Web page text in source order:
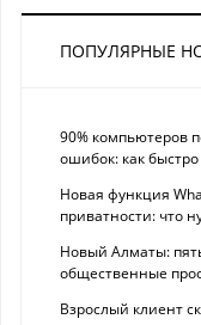
ПОПУЛЯРНЫЕ
90% компьютеров
ошибок: как
Новая функция
приватности: что
Новый Алматы:
общественные
Взрослый клиент